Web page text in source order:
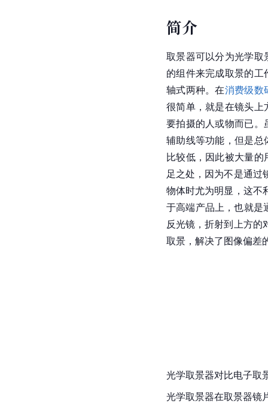
简介
取景器可以分为光学取
的组件来完成取景的
轴式两种。在消费级数
很简单，就是在镜头上
要拍摄的人或物而已。
辅助线等功能，但是总
比较低，因此被大量
足之处，因为不是通过
物体时尤为明显，这不
于高端产品上，也就是
反光镜，折射到上方的
取景，解决了图像偏差
光学取景器对比电子取
光学取景器在取景器镜